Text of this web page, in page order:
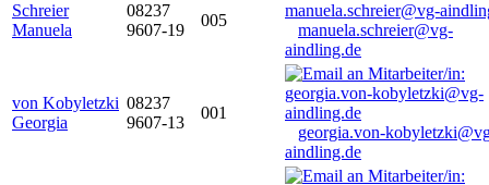
Schreier
Manuela
08237
9607-19
005
manuela.schreier@vg-
aindling.de
von Kobyletzki
Georgia
08237
9607-13
001
georgia.von-
aindling.de